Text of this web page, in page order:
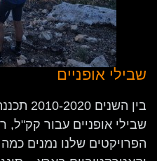
שבילי אופניים
בין
שבילי אופניים עבור קק"ל,
הפרויקטים שלנו נמנים